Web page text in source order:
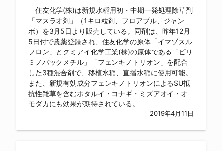
住友化学(株)は新規水稲用初・中期一発処理除草剤
「マスラオ剤」（1キロ粒剤、フロアブル、ジャン
ボ）を3月5日より販売している。同剤は、昨年12月
5日付で農薬登録され、住友化学の原体「イマゾスル
フロン」とクミアイ化学工業(株)の原体である「ピリ
ミノバックメチル」「フェンキノトリオン」を配合
した3種混合剤で、移植水稲、直播水稲に使用可能。
また、新規有効成分フェンキノトリオンによるSU抵
抗性雑草を含むホタルイ・コナギ・ミズアオイ・オ
モダカにも効果が期待されている。
2019年4月11日